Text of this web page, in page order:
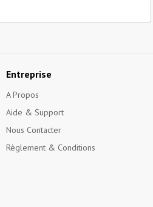
Entreprise
A Propos
Aide & Support
Nous Contacter
Règlement & Conditions